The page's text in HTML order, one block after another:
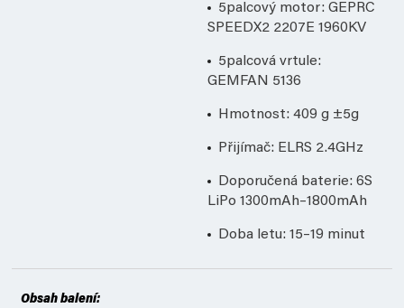
5palcový motor: GEPRC
SPEEDX2 2207E 1960KV
5palcová vrtule:
GEMFAN 5136
Hmotnost: 409 g ±5g
Přijímač: ELRS 2.4GHz
Doporučená baterie: 6S
LiPo 1300mAh–1800mAh
Doba letu: 15–19 minut
Obsah balení: